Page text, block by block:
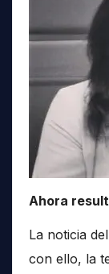
Ahora
La noticia
con ello, la